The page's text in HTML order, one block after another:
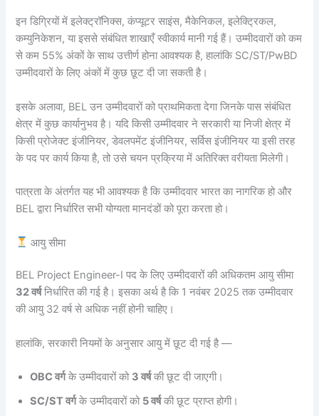
इन डिग्रियों में इलेक्ट्रॉनिक्स, कंप्यूटर साइंस, मैकेनिकल, इलेक्ट्रिकल,
कम्युनिकेशन, या इससे संबंधित शाखाएँ स्वीकार्य मानी गई हैं। उम्मीदवारों को कम
से कम 55% अंकों के साथ उत्तीर्ण होना आवश्यक है, हालांकि SC/ST/PwBD
उम्मीदवारों के लिए अंकों में कुछ छूट दी जा सकती है।
इसके अलावा, BEL उन उम्मीदवारों को प्राथमिकता देगा जिनके पास संबंधित
क्षेत्र में कुछ कार्यानुभव है। यदि किसी उम्मीदवार ने सरकारी या निजी क्षेत्र में
किसी प्रोजेक्ट इंजीनियर, डेवलपमेंट इंजीनियर, सर्विस इंजीनियर या इसी तरह
के पद पर कार्य किया है, तो उसे चयन प्रक्रिया में अतिरिक्त वरीयता मिलेगी।
पात्रता के अंतर्गत यह भी आवश्यक है कि उम्मीदवार भारत का नागरिक हो और
BEL द्वारा निर्धारित सभी योग्यता मानदंडों को पूरा करता हो।
आयु सीमा
BEL Project Engineer-I पद के लिए उम्मीदवारों की अधिकतम आयु सीमा
32 वर्षनिर्धारित की गई है। इसका अर्थ है कि 1 नवंबर 2025 तक उम्मीदवार
की आयु 32 वर्ष से अधिक नहीं होनी चाहिए।
हालांकि, सरकारी नियमों के अनुसार आयु में छूट दी गई है —
OBC वर्गके उम्मीदवारों को 3 वर्षकी छूट दी जाएगी।
SC/ST वर्गके उम्मीदवारों को 5 वर्षकी छूट प्राप्त होगी।